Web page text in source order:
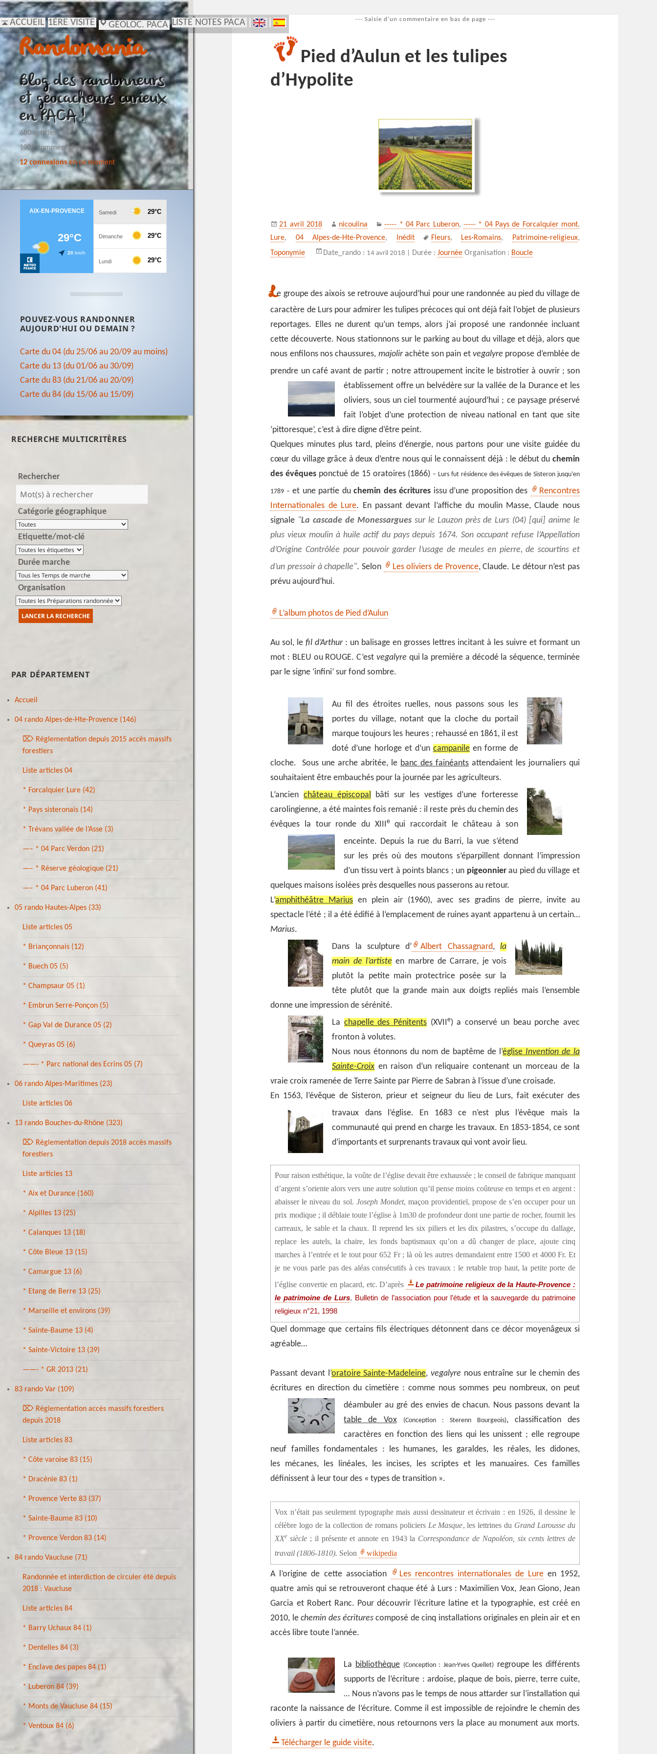
ACCUEIL 1ÈRE VISITE GÉOLOC. PACA LISTE NOTES PACA
Randomania
Blog des randonneurs
et geocacheurs curieux
en PACA !
680 articles
1020 commentaires
12 connexionsen ce moment
POUVEZ-VOUS RANDONNER
AUJOURD'HUI OU DEMAIN ?
Carte du 04 (du 25/06 au 20/09 au moins)
Carte du 13 (du 01/06 au 30/09)
Carte du 83 (du 21/06 au 20/09)
Carte du 84 (du 15/06 au 15/09)
RECHERCHE MULTICRITÈRES
Rechercher
Catégorie géographique
Etiquette/mot-clé
Durée marche
Organisation
PAR DÉPARTEMENT
Accueil
04 rando Alpes-de-Hte-Provence (146)
⌦ Réglementation depuis 2015 accès massifs
forestiers
Liste articles 04
* Forcalquier Lure (42)
* Pays sisteronais (14)
* Trévans vallée de l’Asse (3)
—– * 04 Parc Verdon (21)
—– * Réserve géologique (21)
—– * 04 Parc Luberon (41)
05 rando Hautes-Alpes (33)
Liste articles 05
* Briançonnais (12)
* Buech 05 (5)
* Champsaur 05 (1)
* Embrun Serre-Ponçon (5)
* Gap Val de Durance 05 (2)
* Queyras 05 (6)
——- * Parc national des Ecrins 05 (7)
06 rando Alpes-Maritimes (23)
Liste articles 06
13 rando Bouches-du-Rhône (323)
⌦ Réglementation depuis 2018 accès massifs
forestiers
Liste articles 13
* Aix et Durance (160)
* Alpilles 13 (25)
* Calanques 13 (18)
* Côte Bleue 13 (15)
* Camargue 13 (6)
* Etang de Berre 13 (25)
* Marseille et environs (39)
* Sainte-Baume 13 (4)
* Sainte-Victoire 13 (39)
——- * GR 2013 (21)
83 rando Var (109)
⌦ Réglementation accès massifs forestiers
depuis 2018
Liste articles 83
* Côte varoise 83 (15)
* Dracénie 83 (1)
* Provence Verte 83 (37)
* Sainte-Baume 83 (10)
* Provence Verdon 83 (14)
84 rando Vaucluse (71)
Randonnée et interdiction de circuler été depuis
2018 : Vaucluse
Liste articles 84
* Barry Uchaux 84 (1)
* Dentelles 84 (3)
* Enclave des papes 84 (1)
* Luberon 84 (39)
* Monts de Vaucluse 84 (15)
* Ventoux 84 (6)
--- Saisie d'un commentaire en bas de page ---
Pied d’Aulun et les tulipes
d’Hypolite
Publié
le
21 avril 2018 Auteur
nicoulina Catégories
----- * 04 Parc Luberon, ----- * 04 Pays de Forcalquier mont.
Lure, 04 Alpes-de-Hte-Provence, Inédit
Mots-
clés
Fleurs, Les‑Romains, Patrimoine-religieux,
Toponymie
Date_rando : 14 avril 2018 | Durée : JournéeOrganisation : Boucle
Le groupe des aixois se retrouve aujourd’hui pour une randonnée au pied du village de
caractère de Lurs pour admirer les tulipes précoces qui ont déjà fait l’objet de plusieurs
reportages. Elles ne durent qu’un temps, alors j’ai proposé une randonnée incluant
cette découverte. Nous stationnons sur le parking au bout du village et déjà, alors que
nous enfilons nos chaussures, majolirachète son pain etvegalyre propose d’emblée de
prendre un café avant de partir ; notre attroupement incite le bistrotier à ouvrir ; son
établissement offre un belvédère sur la vallée de la Durance et les
oliviers, sous un ciel tourmenté aujourd’hui ; ce paysage préservé
fait l’objet d’une protection de niveau national en tant que site
‘pittoresque’, c’est à dire digne d’être peint.
Quelques minutes plus tard, pleins d’énergie, nous partons pour une visite guidée du
cœur du village grâce à deux d’entre nous qui le connaissent déjà : le début du chemin
des évêques ponctué de 15 oratoires (1866) – Lurs fut résidence des évêques de Sisteron jusqu’en
1789 – et une partie duchemin des écritures issu d’une proposition des
Rencontres
Internationales de Lure. En passant devant l’affiche du moulin Masse, Claude nous
signale
La cascade de Monessarguessur le Lauzon près de Lurs (04) [qui] anime le
plus vieux moulin à huile actif du pays depuis 1674. Son occupant refuse l’Appellation
d’Origine Contrôlée pour pouvoir garder l’usage de meules en pierre, de scourtins et
d’un pressoir à chapelle . Selon Les oliviers de Provence, Claude. Le détour n’est pas
prévu aujourd’hui.
L’album photos de Pied d’Aulun
Au sol, lefil d’Arthur: un balisage en grosses lettres incitant à les suivre et formant un
mot : BLEU ou ROUGE. C’est vegalyre qui la première a décodé la séquence, terminée
par le signe ‘infini’ sur fond sombre.
Au fil des étroites ruelles, nous passons sous les
portes du village, notant que la cloche du portail
marque toujours les heures ; rehaussé en 1861, il est
doté d’une horloge et d’un campanileen forme de
cloche. Sous une arche abritée, le banc des fainéants attendaient les journaliers qui
souhaitaient être embauchés pour la journée par les agriculteurs.
L’ancienchâteau épiscopal
bâti sur les vestiges d’une forteresse
carolingienne, a été maintes fois remanié : il reste près du chemin des
évêques la tour ronde du XIII
equi raccordait le château à son
enceinte. Depuis la rue du Barri, la vue s’étend
sur les prés où des moutons s’éparpillent donnant l’impression
d’un tissu vert à points blancs ; un pigeonnierau pied du village et
quelques maisons isolées près desquelles nous passerons au retour.
L’amphithéâtre Marius en plein air (1960), avec ses gradins de pierre, invite au
spectacle l’été ; il a été édifié à l’emplacement de ruines ayant appartenu à un certain…
Marius.
Dans la sculpture d’
Albert Chassagnard, la
main de l’artiste en marbre de Carrare, je vois
plutôt la petite main protectrice posée sur la
tête plutôt que la grande main aux doigts repliés mais l’ensemble
donne une impression de sérénité.
La chapelle des Pénitents (XVII e) a conservé un beau porche avec
fronton à volutes.
Nous nous étonnons du nom de baptême de l’église Invention de la
Sainte-Croix en raison d’un reliquaire contenant un morceau de la
vraie croix ramenée de Terre Sainte par Pierre de Sabran à l’issue d’une croisade.
En 1563, l’évêque de Sisteron, prieur et seigneur du lieu de Lurs, fait exécuter des
travaux dans l’église.
En 1683 ce n’est plus l’évêque mais la
communauté qui prend en charge les travaux. En 1853-1854, ce sont
d’importants et surprenants travaux qui vont avoir lieu.
Pour raison esthétique, la voûte de l’église devait être exhaussée ; le conseil de fabrique manquant
d’argent s’oriente alors vers une autre solution qu’il pense moins coûteuse en temps et en argent :
abaisser le niveau du sol. Joseph Mondet, maçon providentiel, propose de s’en occuper pour un
prix modique ; il déblaie toute l’église à 1m30 de profondeur dont une partie de rocher, fournit les
carreaux, le sable et la chaux. Il reprend les six piliers et les dix pilastres, s’occupe du dallage,
replace les autels, la chaire, les fonds baptismaux qu’on a dû changer de place, ajoute cinq
marches à l’entrée et le tout pour 652 Fr ; là où les autres demandaient entre 1500 et 4000 Fr. Et
je ne vous parle pas des aléas consécutifs à ces travaux : le retable trop haut, la petite porte de
l’église convertie en placard, etc. D’après
Le patrimoine religieux de la Haute-Provence :
le patrimoine de Lurs, Bulletin de l’association pour l’étude et la sauvegarde du patrimoine
religieux n°21, 1998
Quel dommage que certains fils électriques détonnent dans ce décor moyenâgeux si
agréable…
Passant devant l’oratoire Sainte-Madeleine, vegalyre nous entraîne sur le chemin des
écritures en direction du cimetière : comme nous sommes peu nombreux, on peut
déambuler au gré des envies de chacun. Nous passons devant la
table de Vox
(Conception : Sterenn Bourgeois), classification des
caractères en fonction des liens qui les unissent ; elle regroupe
neuf familles fondamentales : les humanes, les garaldes, les réales, les didones,
les mécanes, les linéales, les incises, les scriptes et les manuaires. Ces familles
définissent à leur tour des « types de transition ».
Vox n’était pas seulement typographe mais aussi dessinateur et écrivain : en 1926, il dessine le
célèbre logo de la collection de romans policiers Le Masque, les lettrines du Grand Larousse du
XXe siècle ; il présente et annote en 1943 la Correspondance de Napoléon, six cents lettres de
travail (1806-1810). Selon wikipedia
A l’origine de cette association Les rencontres internationales de Lureen 1952,
quatre amis qui se retrouveront chaque été à Lurs : Maximilien Vox, Jean Giono, Jean
Garcia et Robert Ranc. Pour découvrir l’écriture latine et la typographie, est créé en
2010, lechemin des écriturescomposé de cinq installations originales en plein air et en
accès libre toute l’année.
La bibliothèque (Conception : Jean-Yves Quellet) regroupe les différents
supports de l’écriture : ardoise, plaque de bois, pierre, terre cuite,
… Nous n’avons pas le temps de nous attarder sur l’installation qui
raconte la naissance de l’écriture. Comme il est impossible de rejoindre le chemin des
oliviers à partir du cimetière, nous retournons vers la place au monument aux morts.
Télécharger le guide visite.